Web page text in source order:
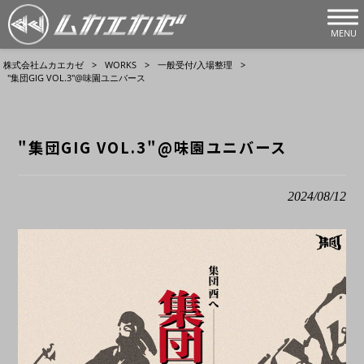
MENU
株式会社ムカエカゼ > WORKS > 一般受付/入場整理
>
"集団GIG VOL.3"@味園ユニバース
"集団GIG VOL.3"@味園ユニバース
2024/08/12